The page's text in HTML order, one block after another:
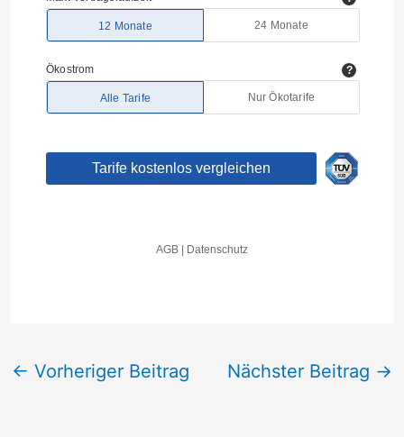
← Vorheriger Beitrag Nächster Beitrag →